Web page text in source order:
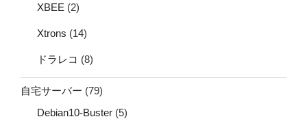
XBEE (2)
Xtrons (14)
ドラレコ (8)
自宅サーバー (79)
Debian10-Buster (5)